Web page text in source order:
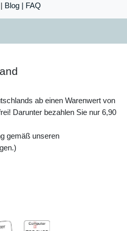
| Blog | FAQ
ab einen Warenwert von
Darunter bezahlen Sie nur 6,90
gemäß unseren